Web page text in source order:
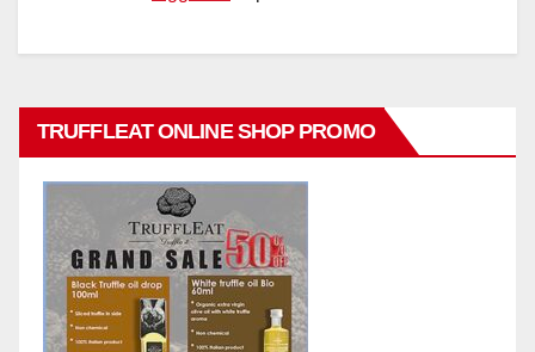
TRUFFLEAT ONLINE SHOP PROMO